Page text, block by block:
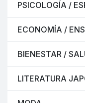
PSICOLOGÍA /
ECONOMÍA /
BIENESTAR /
LITERATURA